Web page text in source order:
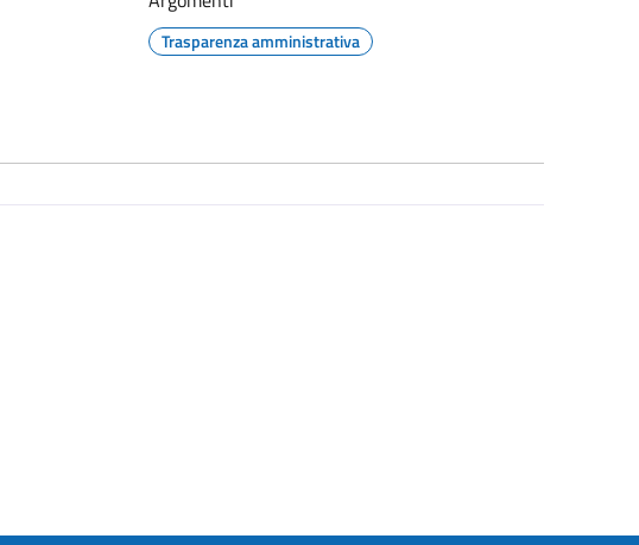
Trasparenza amministrativa